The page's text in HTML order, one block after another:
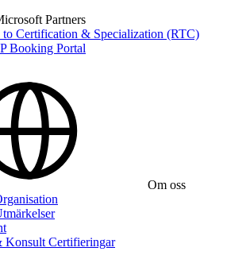
Partners
to Certification & Specialization (RTC)
Booking Portal
Om oss
Konsult Certifieringar